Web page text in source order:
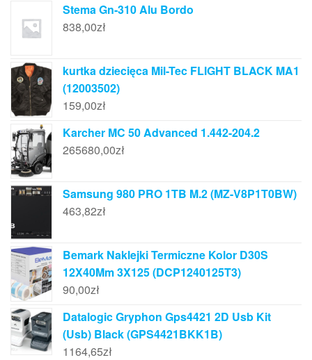
Stema Gn-310 Alu Bordo
838,00zł
kurtka dziecięca Mil-Tec FLIGHT BLACK MA1
(12003502)
159,00zł
Karcher MC 50 Advanced 1.442-204.2
265680,00zł
Samsung 980 PRO 1TB M.2 (MZ-V8P1T0BW)
463,82zł
Bemark Naklejki Termiczne Kolor D30S
12X40Mm 3X125 (DCP1240125T3)
90,00zł
Datalogic Gryphon Gps4421 2D Usb Kit
(Usb) Black (GPS4421BKK1B)
1164,65zł